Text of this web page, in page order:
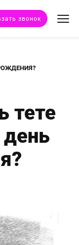
звонок
тете